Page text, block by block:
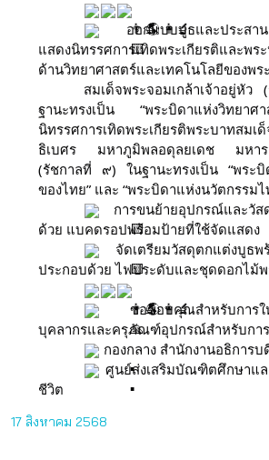
ออกแบบบูธและประสาน
แสดงนิทรรศการเทิดพระเกียรติและพร
ด้านวิทยาศาสตร์และเทคโนโลยีของพร
สมเด็จพระจอมเกล้าเจ้าอยู่หั
ฐานะทรงเป็น “พระบิดาแห่งวิทยา
นิทรรศการเทิดพระเกียรติพระบาทสมเ
ธิเบศร มหาภูมิพลอดุลยเดช มหาร
(รัชกาลที่ ๙) ในฐานะทรงเป็น “พระบิ
ของไทย” และ “พระบิดาแห่งนวัตกรรมไ
การขนย้ายอุปกรณ์และวั
ด้วย แบคดรอปพร้อมป้ายที่ใช้จัดแสดง
จัดเตรียมวัสดุตกแต่งบูธพ
ประกอบด้วย ไฟประดับและชุดดอกไม้
ขอขอบคุณสำหรับการให้
บุคลากรและครุภัณฑ์อุปกรณ์สำหรับกา
กองกลาง สำนักงานอธิการบ
ศูนย์ส่งเสริมบัณฑิตศึกษาแล
ชีวิต
17 สิงหาคม 2568